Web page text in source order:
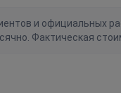
и официальных
Фактическая